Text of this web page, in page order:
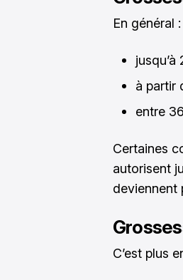
En général :
à partir
entre
Certaines
autorisent
deviennent
C’est plus